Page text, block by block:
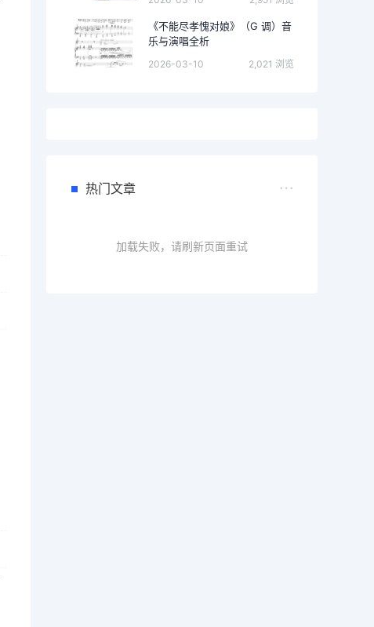
《不能尽孝愧对娘》（G 调）音
乐与演唱全析
2026-03-10 2,021 浏览
热门文章
加载失败，请刷新页面重试